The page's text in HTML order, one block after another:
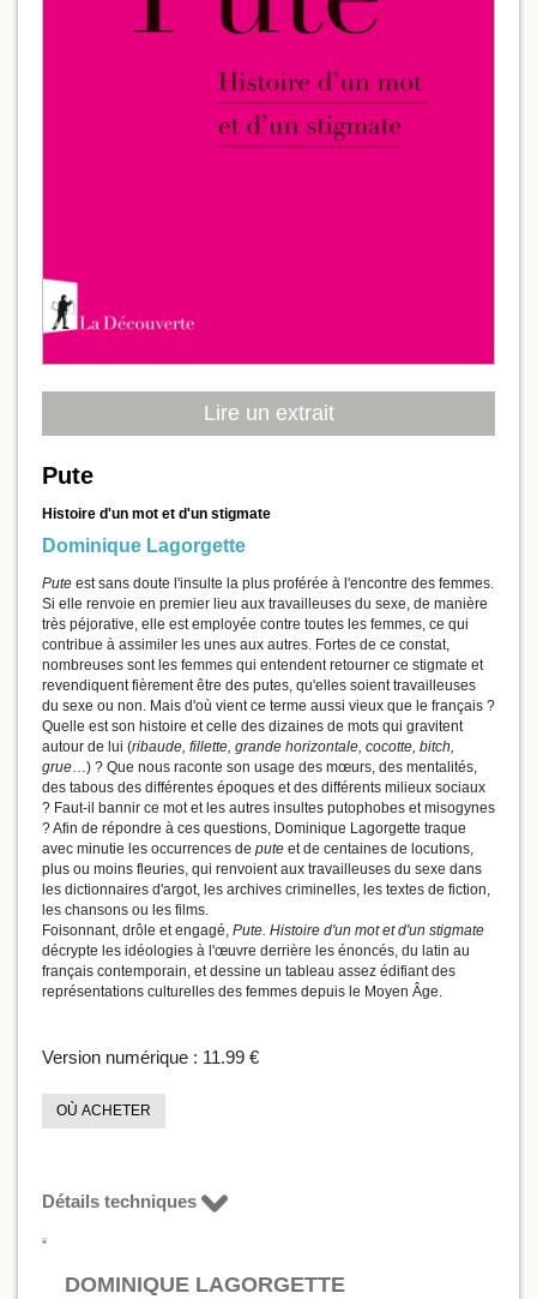
Lire un extrait
Pute
Histoire d'un mot et d'un stigmate
Dominique Lagorgette
Pute est sans doute l'insulte la plus proférée à l'encontre des femmes.
Si elle renvoie en premier lieu aux travailleuses du sexe, de manière
très péjorative, elle est employée contre toutes les femmes, ce qui
contribue à assimiler les unes aux autres. Fortes de ce constat,
nombreuses sont les femmes qui entendent retourner ce stigmate et
revendiquent fièrement être des putes, qu'elles soient travailleuses
du sexe ou non. Mais d'où vient ce terme aussi vieux que le français ?
Quelle est son histoire et celle des dizaines de mots qui gravitent
autour de lui (ribaude, fillette, grande horizontale, cocotte, bitch,
grue…) ? Que nous raconte son usage des mœurs, des mentalités,
des tabous des différentes époques et des différents milieux sociaux
? Faut-il bannir ce mot et les autres insultes putophobes et misogynes
? Afin de répondre à ces questions, Dominique Lagorgette traque
avec minutie les occurrences de pute et de centaines de locutions,
plus ou moins fleuries, qui renvoient aux travailleuses du sexe dans
les dictionnaires d'argot, les archives criminelles, les textes de fiction,
les chansons ou les films.
Foisonnant, drôle et engagé, Pute. Histoire d'un mot et d'un stigmate
décrypte les idéologies à l'œuvre derrière les énoncés, du latin au
français contemporain, et dessine un tableau assez édifiant des
représentations culturelles des femmes depuis le Moyen Âge.
Version numérique : 11.99 €
OÙ ACHETER
Détails techniques
DOMINIQUE LAGORGETTE